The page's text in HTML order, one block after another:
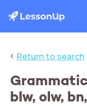
‹ Return to search
blw, olw,